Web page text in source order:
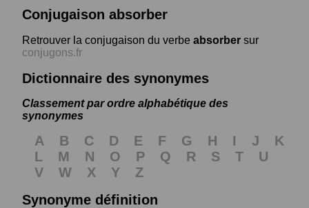
Conjugaison absorber
Retrouver la conjugaison du verbe absorber sur
conjugons.fr
Dictionnaire des synonymes
Classement par ordre alphabétique des
synonymes
A B C D E F G H I J
K
L
M N O P Q R S T
U
V
W X Y
Z
Synonyme définition